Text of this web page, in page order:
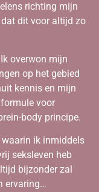
richting mijn
dat dit voor altijd zo
overwon mijn
op het gebied
kennis en mijn
voor
body principe.
ik inmiddels
seksleven heb
bijzonder zal
ervaring…